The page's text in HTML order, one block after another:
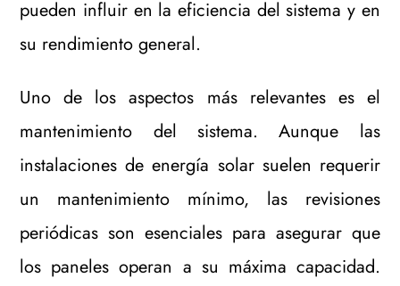
pueden influir en la eficiencia del sistema y en
su rendimiento general.
Uno de los aspectos más relevantes es el
mantenimiento del sistema. Aunque las
instalaciones de energía solar suelen requerir
un mantenimiento mínimo, las revisiones
periódicas son esenciales para asegurar que
los paneles operan a su máxima capacidad.